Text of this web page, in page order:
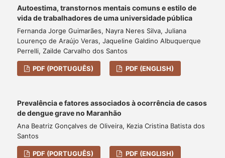
Autoestima, transtornos mentais comuns e estilo de
vida de trabalhadores de uma universidade pública
Fernanda Jorge Guimarães, Nayra Neres Silva, Juliana
Lourenço de Araújo Veras, Jaqueline Galdino Albuquerque
Perrelli, Zailde Carvalho dos Santos
PDF (PORTUGUÊS) PDF (ENGLISH)
Prevalência e fatores associados à ocorrência de casos
de dengue grave no Maranhão
Ana Beatriz Gonçalves de Oliveira, Kezia Cristina Batista dos
Santos
PDF (PORTUGUÊS) PDF (ENGLISH)